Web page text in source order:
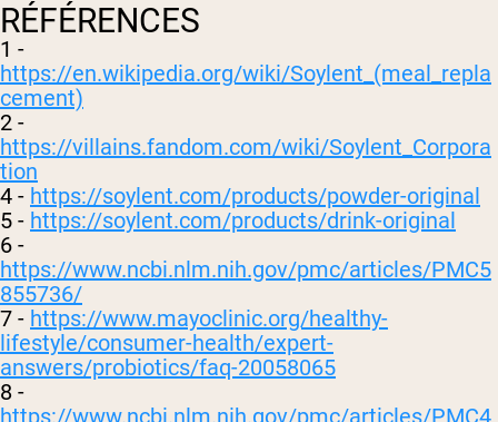
RÉFÉRENCES
1 -
https://en.wikipedia.org/wiki/Soylent_(meal_repla
cement)
2 -
https://villains.fandom.com/wiki/Soylent_Corpora
tion
4 - https://soylent.com/products/powder-original
5 - https://soylent.com/products/drink-original
6 -
https://www.ncbi.nlm.nih.gov/pmc/articles/PMC5
855736/
7 - https://www.mayoclinic.org/healthy-
lifestyle/consumer-health/expert-
answers/probiotics/faq-20058065
8 -
https://www.ncbi.nlm.nih.gov/pmc/articles/PMC4